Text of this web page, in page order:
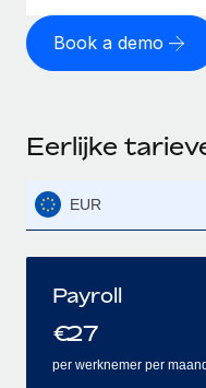
Book a demo
Eerlijke
EUR
Payroll
€27
per werknemer per